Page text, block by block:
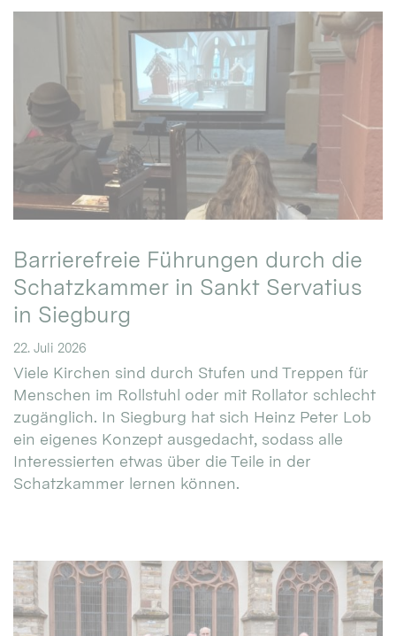
Barrierefreie Führungen durch die
Schatzkammer in Sankt Servatius
in Siegburg
22. Juli 2026
Viele Kirchen sind durch Stufen und Treppen für
Menschen im Rollstuhl oder mit Rollator schlecht
zugänglich. In Siegburg hat sich Heinz Peter Lob
ein eigenes Konzept ausgedacht, sodass alle
Interessierten etwas über die Teile in der
Schatzkammer lernen können.